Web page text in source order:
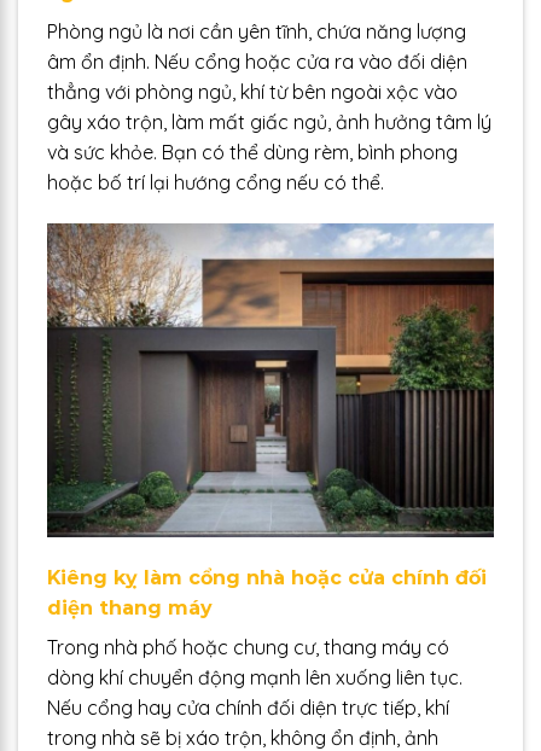
Phòng ngủ là nơi cần yên tĩnh, chứa năng lượng
âm ổn định. Nếu cổng hoặc cửa ra vào đối diện
thẳng với phòng ngủ, khí từ bên ngoài xộc vào
gây xáo trộn, làm mất giấc ngủ, ảnh hưởng tâm lý
và sức khỏe. Bạn có thể dùng rèm, bình phong
hoặc bố trí lại hướng cổng nếu có thể.
Kiêng kỵ làm cổng nhà hoặc cửa chính đối
diện thang máy
Trong nhà phố hoặc chung cư, thang máy có
dòng khí chuyển động mạnh lên xuống liên tục.
Nếu cổng hay cửa chính đối diện trực tiếp, khí
trong nhà sẽ bị xáo trộn, không ổn định, ảnh